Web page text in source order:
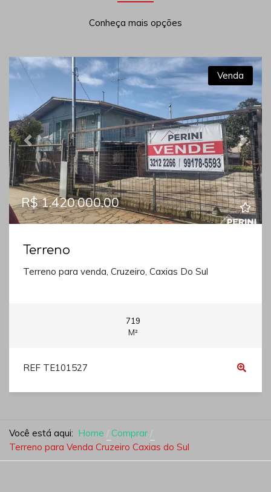
Conheça mais opções
Previous Next
Venda
R$ 1.420.000,00
Terreno
Terreno para venda, Cruzeiro, Caxias Do Sul
719
M²
REF TE101527
Você está aqui: Home
Comprar
Terreno para Venda Cruzeiro Caxias do Sul